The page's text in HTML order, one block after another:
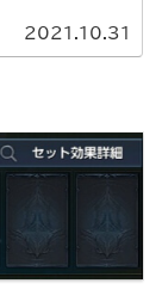
2021.10.31